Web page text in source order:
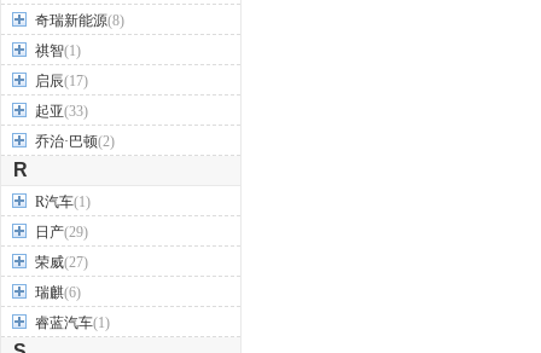
奇瑞新能源(8)
祺智(1)
启辰(17)
起亚(33)
乔治·巴顿(2)
R
R汽车(1)
日产(29)
荣威(27)
瑞麒(6)
睿蓝汽车(1)